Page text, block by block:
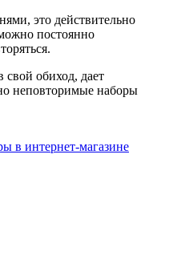
это действительно
постоянно
свой обиход, дает
неповторимые наборы